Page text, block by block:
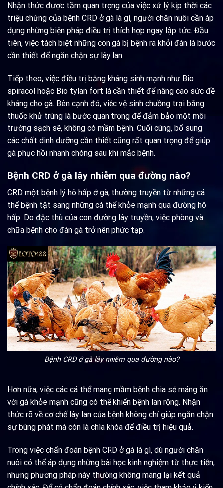
Nhận thức được tầm quan trọng của việc xử lý kịp thời các
triệu chứng của bệnh CRD ở gà là gì, người chăn nuôi cần áp
dụng những biện pháp điều trị thích hợp ngay lập tức. Đầu
tiên, việc tách biệt những con gà bị bệnh ra khỏi đàn là bước
cần thiết để ngăn chặn sự lây lan.
Tiếp theo, việc điều trị bằng kháng sinh mạnh như Bio
spiracol hoặc Bio tylan fort là cần thiết để nâng cao sức đề
kháng cho gà. Bên cạnh đó, việc vệ sinh chuồng trại bằng
thuốc khử trùng là bước quan trọng để đảm bảo một môi
trường sạch sẽ, không có mầm bệnh. Cuối cùng, bổ sung
các chất dinh dưỡng cần thiết cũng rất quan trọng để giúp
gà phục hồi nhanh chóng sau khi mắc bệnh.
Bệnh CRD ở gà lây nhiễm qua đường nào?
CRD một bệnh lý hô hấp ở gà, thường truyền từ những cá
thể bệnh tật sang những cá thể khỏe mạnh qua đường hô
hấp. Do đặc thù của con đường lây truyền, việc phòng và
chữa bệnh cho đàn gà trở nên phức tạp.
Bệnh CRD ở gà lây nhiễm qua đường nào?
Hơn nữa, việc các cá thể mang mầm bệnh chia sẻ máng ăn
với gà khỏe mạnh cũng có thể khiến bệnh lan rộng. Nhận
thức rõ về cơ chế lây lan của bệnh không chỉ giúp ngăn chặn
sự bùng phát mà còn là chìa khóa để điều trị hiệu quả.
Trong việc chẩn đoán bệnh CRD ở gà là gì, dù người chăn
nuôi có thể áp dụng những bài học kinh nghiệm từ thực tiễn,
nhưng phương pháp này thường không mang lại kết quả